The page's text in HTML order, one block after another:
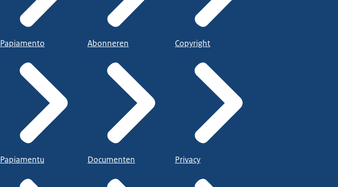
Papiamento
Papiamentu
Abonneren
Documenten
Copyright
Privacy